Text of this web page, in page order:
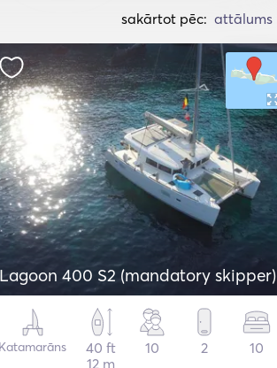
sakārtot pēc:
Lagoon 400 S2 (mandatory skipper)
Katamarāns
40 ft
12 m
10 2 10